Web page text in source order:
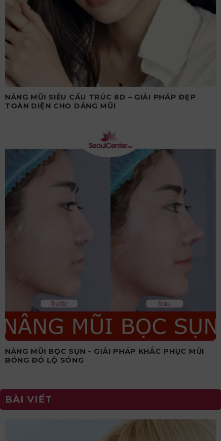
NÂNG MŨI SIÊU CẤU TRÚC 8D – GIẢI PHÁP ĐẸP
TOÀN DIỆN CHO DÁNG MŨI
NÂNG MŨI BỌC SỤN – GIẢI PHÁP KHẮC PHỤC MŨI
BÓNG ĐỎ LỘ SÓNG
BÀI VIẾT